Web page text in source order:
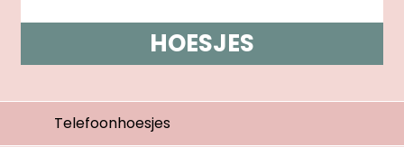
HOESJES
Telefoonhoesjes